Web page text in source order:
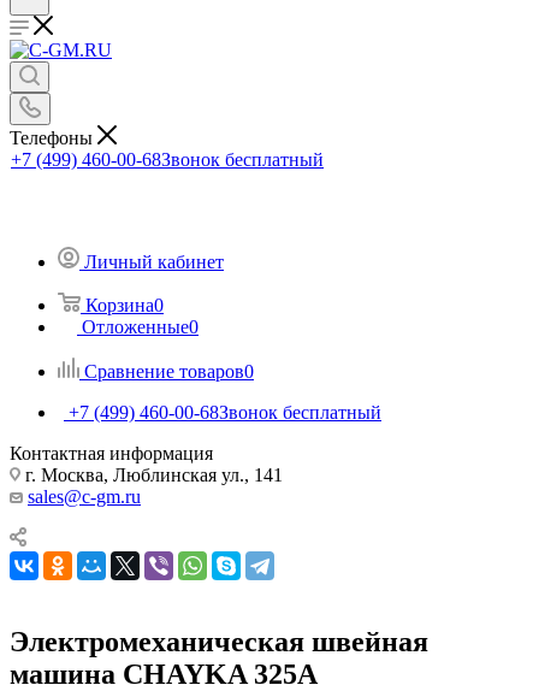
Телефоны
+7 (499) 460-00-68Звонок бесплатный
Личный кабинет
Корзина0
Отложенные0
Сравнение товаров0
+7 (499) 460-00-68Звонок бесплатный
Контактная информация
г. Москва, Люблинская ул., 141
sales@c-gm.ru
Электромеханическая швейная
машина CHAYKA 325A